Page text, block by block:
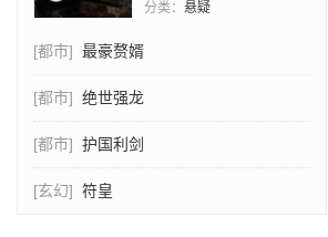
分类： 悬疑
[都市] 最豪赘婿
[都市] 绝世强龙
[都市] 护国利剑
[玄幻] 符皇